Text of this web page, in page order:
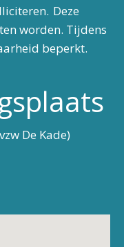
Deze
worden. Tijdens
beperkt.
De Kade)